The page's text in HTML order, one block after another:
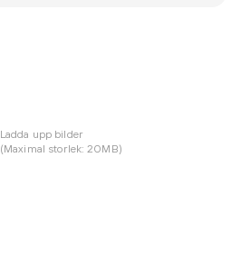
Ladda upp bilder
(Maximal storlek: 20MB)